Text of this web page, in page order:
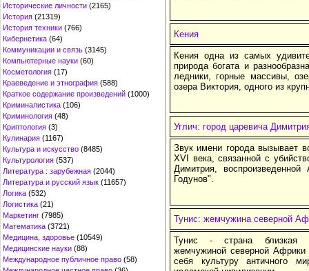
Исторические личности (2165)
История (21319)
История техники (766)
Кибернетика (64)
Коммуникации и связь (3145)
Компьютерные науки (60)
Косметология (17)
Краеведение и этнография (588)
Краткое содержание произведений (1000)
Криминалистика (106)
Криминология (48)
Криптология (3)
Кулинария (1167)
Культура и искусство (8485)
Культурология (537)
Литература : зарубежная (2044)
Литература и русский язык (11657)
Логика (532)
Логистика (21)
Маркетинг (7985)
Математика (3721)
Медицина, здоровье (10549)
Медицинские науки (88)
Международное публичное право (58)
Кения
Кения одна из самых
природа богата и
ледники, горные массивы,
озера Виктория, одного из
Углич: город царевича
Звук имени города вызывает
XVI века, связанной с
Димитрия,
Годунов".
Тунис: жемчужина северной
Тунис - страна близкая
жемчужиной северной
себя культуру античного